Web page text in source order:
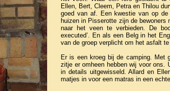
Ellen, Bert, Cleem, Petra en Thilou
goed van af. Een kwestie van op
huizen in Pisserotte zijn de bewoners
naar het veen te verbieden. De
executed’. En als een Belg in het
van de groep verplicht om het asfalt
Er is een kroeg bij de camping. Met
zitje er omheen hebben wij voor ons.
in details uitgewisseld. Allard en
matjes in voor een matras in een